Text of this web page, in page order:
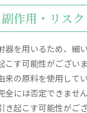
副作用・リスク
器を用いるため、細
す可能性がございま
来の原料を使用して
全には否定できませ
起こす可能性がござ